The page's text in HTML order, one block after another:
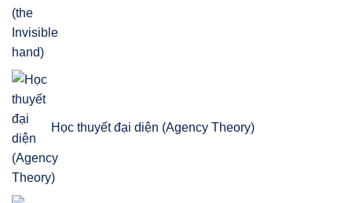
Học thuyết đại diện (Agency Theory)